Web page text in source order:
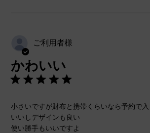
ご利用者様
かわいい
小さいですが財布と携帯くらいなら予約で
いいしデザインも良い
使い勝手もいいですよ